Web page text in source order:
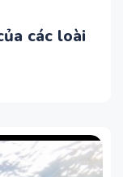
các loài